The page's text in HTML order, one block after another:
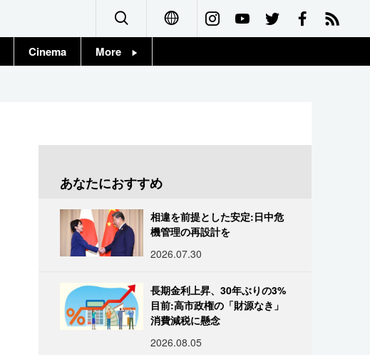
العربية
Cinema More
東京
お知らせ
あなたにおすすめ
相違を前提とした安定:日中危
機管理の再設計を
2026.07.30
長期金利上昇、30年ぶりの3%
目前:高市政権の「財源なき」
消費減税に懸念
2026.08.05